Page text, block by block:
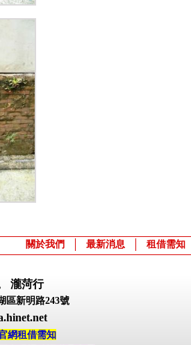
關於我們 最新消息 租借需知
瀧菏行
區新明路243號
網租借需知